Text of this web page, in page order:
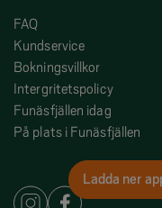
FAQ
Kundservice
Bokningsvillkor
Intergritetspolicy
Funäsfjällen idag
På plats i Funäsfjällen
Ladda ner